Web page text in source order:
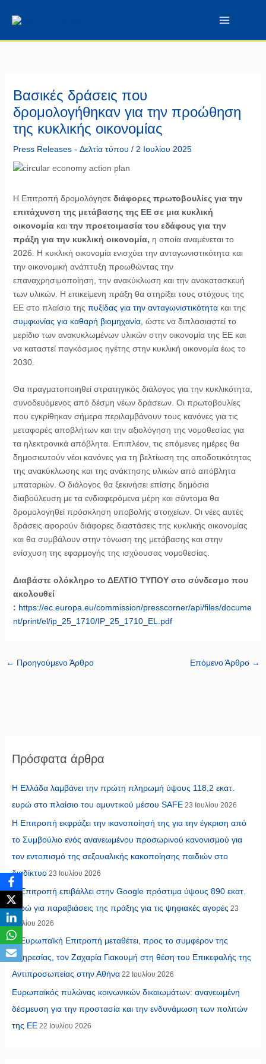
περιεχόμενο
στο
Βασικές δράσεις που
δρομολογήθηκαν για την προώθηση
της κυκλικής οικονομίας
Press Releases - Δελτία τύπου / 2 Ιουλίου 2025
Η Επιτροπή δρομολόγησε διάφορες πρωτοβουλίες για την
επιτάχυνση της μετάβασης της ΕΕ σε μια κυκλική
οικονομία και την προετοιμασία του εδάφους για την
πράξη για την κυκλική οικονομία, η οποία αναμένεται το
2026. Η κυκλική οικονομία ενισχύει την ανταγωνιστικότητα και
την οικονομική ανάπτυξη προωθώντας την
επαναχρησιμοποίηση, την ανακύκλωση και την ανακατασκευή
των υλικών. Η επικείμενη πράξη θα στηρίξει τους στόχους της
ΕΕ στο πλαίσιο της πυξίδας για την ανταγωνιστικότητακαι της
συμφωνίας για καθαρή βιομηχανία, ώστε να διπλασιαστεί το
μερίδιο των ανακυκλωμένων υλικών στην οικονομία της ΕΕ και
να καταστεί παγκόσμιος ηγέτης στην κυκλική οικονομία έως το
2030.
Θα πραγματοποιηθεί στρατηγικός διάλογος για την κυκλικότητα,
συνοδευόμενος από δέσμη νέων δράσεων. Οι πρωτοβουλίες
που εγκρίθηκαν σήμερα περιλαμβάνουν τους κανόνες για τις
μεταφορές αποβλήτων και την αξιολόγηση της νομοθεσίας για
τα ηλεκτρονικά απόβλητα. Επιπλέον, τις επόμενες ημέρες θα
δημοσιευτούν νέοι κανόνες για τη βελτίωση της αποδοτικότητας
της ανακύκλωσης και της ανάκτησης υλικών από απόβλητα
μπαταριών. Ο διάλογος θα ξεκινήσει επίσης δημόσια
διαβούλευση με τα ενδιαφερόμενα μέρη και σύντομα θα
δρομολογηθεί πρόσκληση υποβολής στοιχείων. Οι νέες αυτές
δράσεις αφορούν διάφορες διαστάσεις της κυκλικής οικονομίας
και θα συμβάλουν στην τόνωση της μετάβασης και στην
ενίσχυση της εφαρμογής της ισχύουσας νομοθεσίας.
Διαβάστε ολόκληρο το ΔΕΛΤΙΟ ΤΥΠΟΥ στο σύνδεσμο που
ακολουθεί
: https://ec.europa.eu/commission/presscorner/api/files/docume
nt/print/el/ip_25_1710/IP_25_1710_EL.pdf
← Προηγούμενο Άρθρο Επόμενο Άρθρο →
Πρόσφατα άρθρα
Η Ελλάδα λαμβάνει την πρώτη πληρωμή ύψους 118,2 εκατ.
ευρώ στο πλαίσιο του αμυντικού μέσου SAFE 23 Ιουλίου 2026
Η Επιτροπή εκφράζει την ικανοποίησή της για την έγκριση από
το Συμβούλιο ενός ανανεωμένου προσωρινού κανονισμού για
τον εντοπισμό της σεξουαλικής κακοποίησης παιδιών στο
διαδίκτυο 23 Ιουλίου 2026
Η Επιτροπή επιβάλλει στην Google πρόστιμα ύψους 890 εκατ.
ευρώ για παραβιάσεις της πράξης για τις ψηφιακές αγορές 23
Ιουλίου 2026
Η Ευρωπαϊκή Επιτροπή μεταθέτει, προς το συμφέρον της
υπηρεσίας, τον Ζαχαρία Γιακουμή στη θέση του Επικεφαλής της
Αντιπροσωπείας στην Αθήνα 22 Ιουλίου 2026
Ευρωπαϊκός πυλώνας κοινωνικών δικαιωμάτων: ανανεωμένη
δέσμευση για την προστασία και την ενδυνάμωση των πολιτών
της ΕΕ 22 Ιουλίου 2026